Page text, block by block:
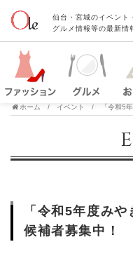
仙台・宮城のイベント
グルメ情報等の最新情
ホーム イベント 「令和5
「令和5年度み
候補者募集中！